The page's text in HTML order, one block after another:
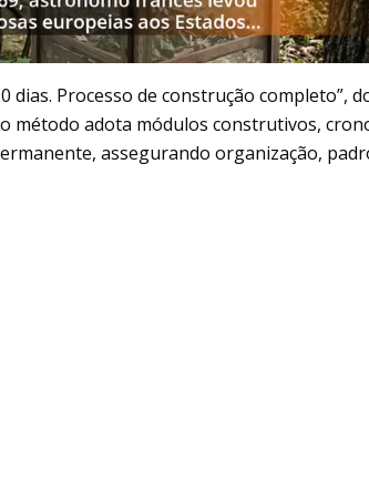
dias. Processo de construção completo”,
método adota módulos construtivos,
assegurando organização,